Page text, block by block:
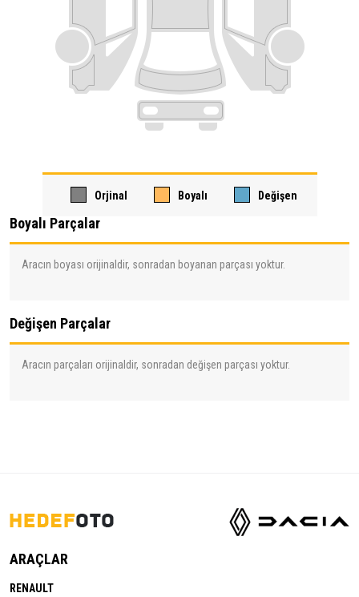
Orjinal Boyalı Değişen
Boyalı Parçalar
Aracın boyası orijinaldir, sonradan boyanan parçası yoktur.
Değişen Parçalar
Aracın parçaları orijinaldir, sonradan değişen parçası yoktur.
ARAÇLAR
RENAULT